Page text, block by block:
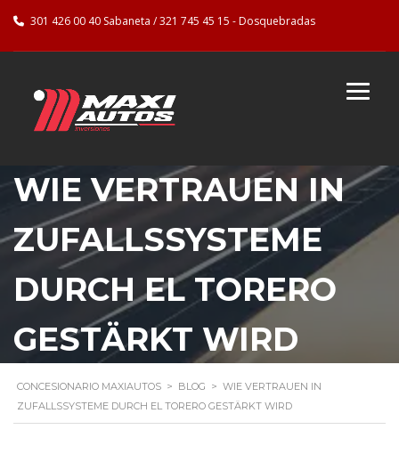
301 426 00 40 Sabaneta / 321 745 45 15 - Dosquebradas
WIE VERTRAUEN IN
ZUFALLSSYSTEME
DURCH EL TORERO
GESTÄRKT WIRD
CONCESIONARIO MAXIAUTOS > BLOG > WIE VERTRAUEN IN
ZUFALLSSYSTEME DURCH EL TORERO GESTÄRKT WIRD